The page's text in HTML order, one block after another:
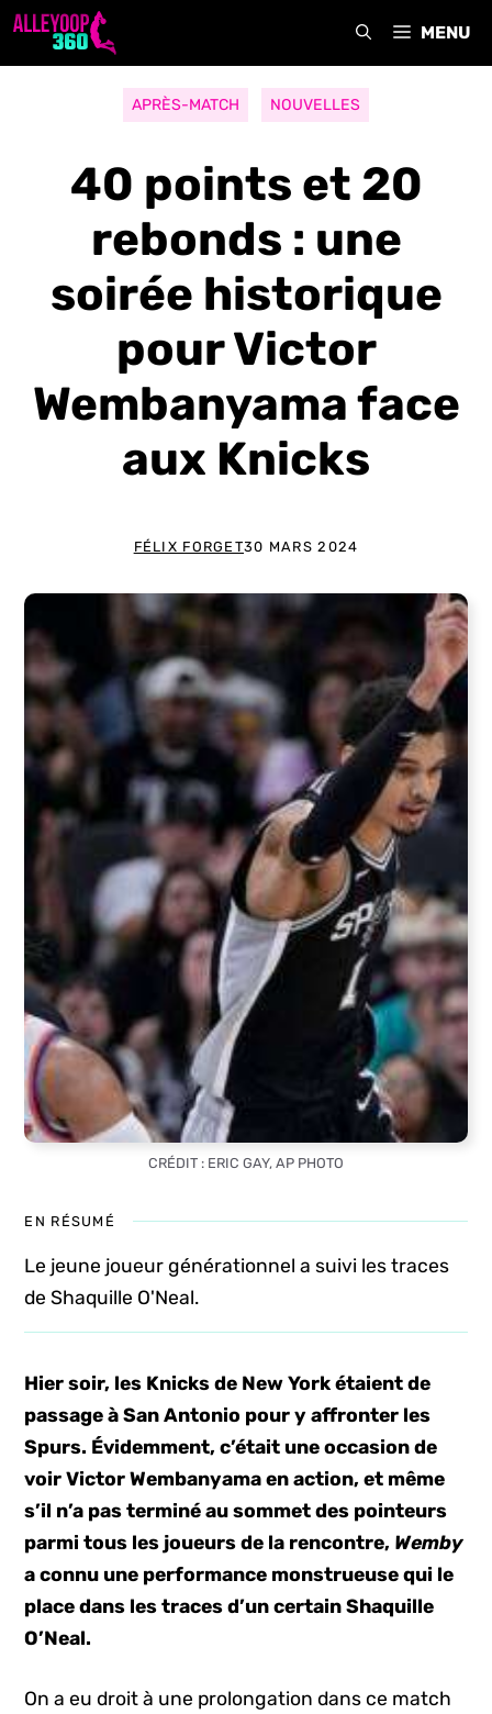
Aller
MENU
APRÈS-MATCH NOUVELLES
40 points et 20
rebonds : une
soirée historique
pour Victor
Wembanyama face
aux Knicks
FÉLIX FORGET30 MARS 2024
CRÉDIT : ERIC GAY, AP PHOTO
EN RÉSUMÉ
Le jeune joueur générationnel a suivi les traces
de Shaquille O'Neal.
Hier soir, les Knicks de New York étaient de
passage à San Antonio pour y affronter les
Spurs. Évidemment, c’était une occasion de
voir Victor Wembanyama en action, et même
s’il n’a pas terminé au sommet des pointeurs
parmi tous les joueurs de la rencontre, Wemby
a connu une performance monstrueuse qui le
place dans les traces d’un certain Shaquille
O’Neal.
On a eu droit à une prolongation dans ce match